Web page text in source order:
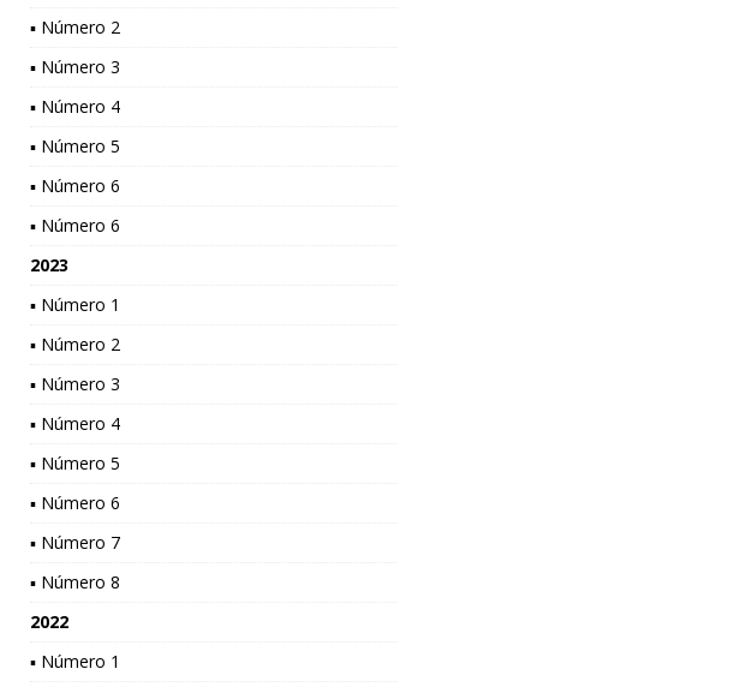
▪ Número 2
▪ Número 3
▪ Número 4
▪ Número 5
▪ Número 6
▪ Número 6
2023
▪ Número 1
▪ Número 2
▪ Número 3
▪ Número 4
▪ Número 5
▪ Número 6
▪ Número 7
▪ Número 8
2022
▪ Número 1